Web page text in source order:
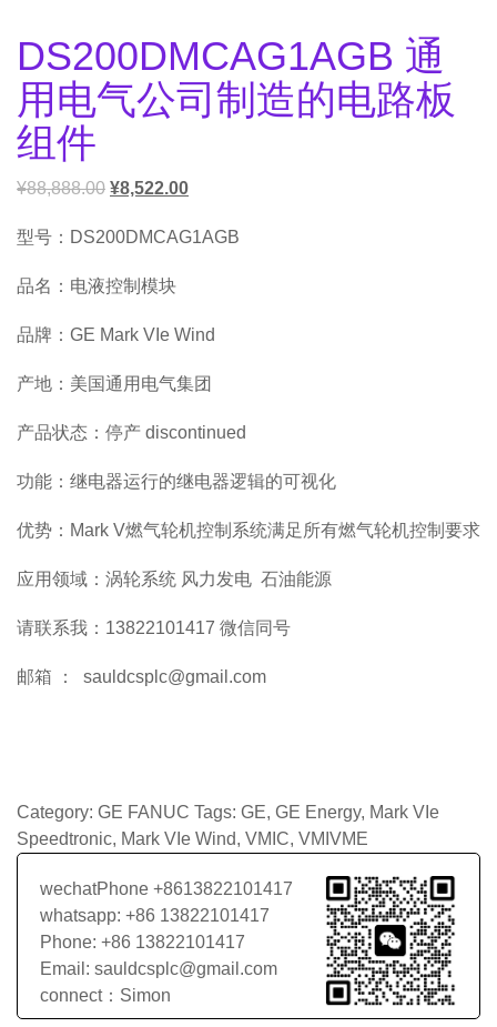
DS200DMCAG1AGB 通
用电气公司制造的电路板
组件
¥88,888.00 ¥8,522.00
型号：DS200DMCAG1AGB
品名：电液控制模块
品牌：GE Mark VIe Wind
产地：美国通用电气集团
产品状态：停产 discontinued
功能：继电器运行的继电器逻辑的可视化
优势：Mark V燃气轮机控制系统满足所有燃气轮机控制要求
应用领域：涡轮系统 风力发电 石油能源
请联系我：13822101417 微信同号
邮箱 ： sauldcsplc@gmail.com
Category: GE FANUC Tags: GE, GE Energy, Mark VIe
Speedtronic, Mark VIe Wind, VMIC, VMIVME
wechatPhone +8613822101417
whatsapp: +86 13822101417
Phone: +86 13822101417
Email: sauldcsplc@gmail.com
connect：Simon